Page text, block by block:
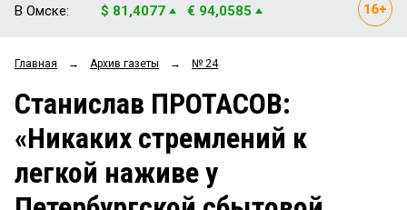
ОБЩЕСТВО
ЗАКОН
ПРОИСШЕСТВИЯ
Рейтинги
Блоги
В Омске: $ 81,4077 € 94,0585
Главная → Архив газеты → № 24
Станислав ПРОТАСОВ:
«Никаких стремлений к
легкой наживе у